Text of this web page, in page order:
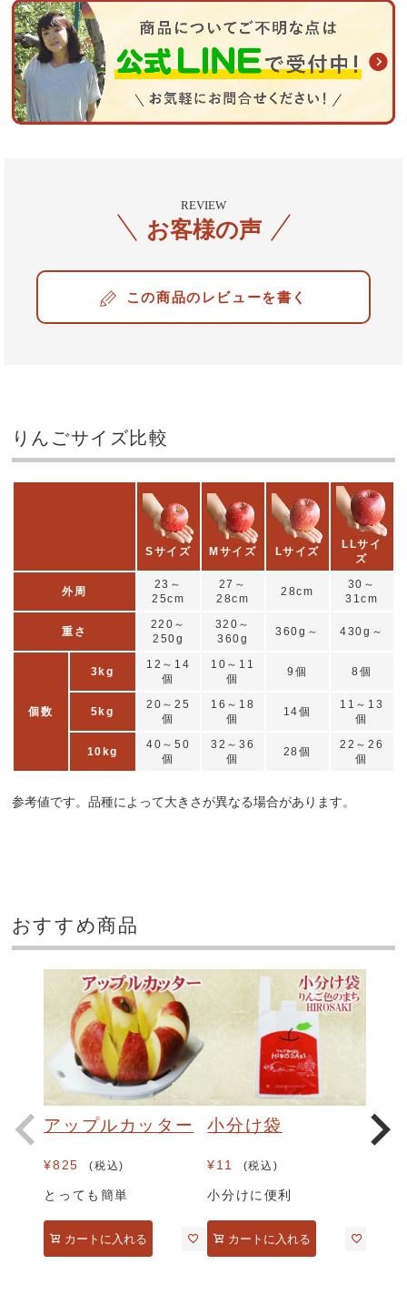
REVIEW
お客様の声
レビューを書く
りんごサイズ比較
Sサイズ Mサイズ Lサイズ
LLサイ
ズ
外周
23～
25cm
27～
28cm
28cm
30～
31cm
重さ
220～
250g
320～
360g
360g～ 430g～
個数
3kg
12～14
個
10～11
個
9個 8個
5kg
20～25
個
16～18
個
14個
11～13
個
10kg
40～50
個
32～36
個
28個
22～26
個
参考値です。品種によって大きさが異なる場合があります。
おすすめ商品
アップルカッター
¥825 税込
とっても簡単
カートに入れる
小分け袋
¥11 税込
小分けに便利
カートに入れる